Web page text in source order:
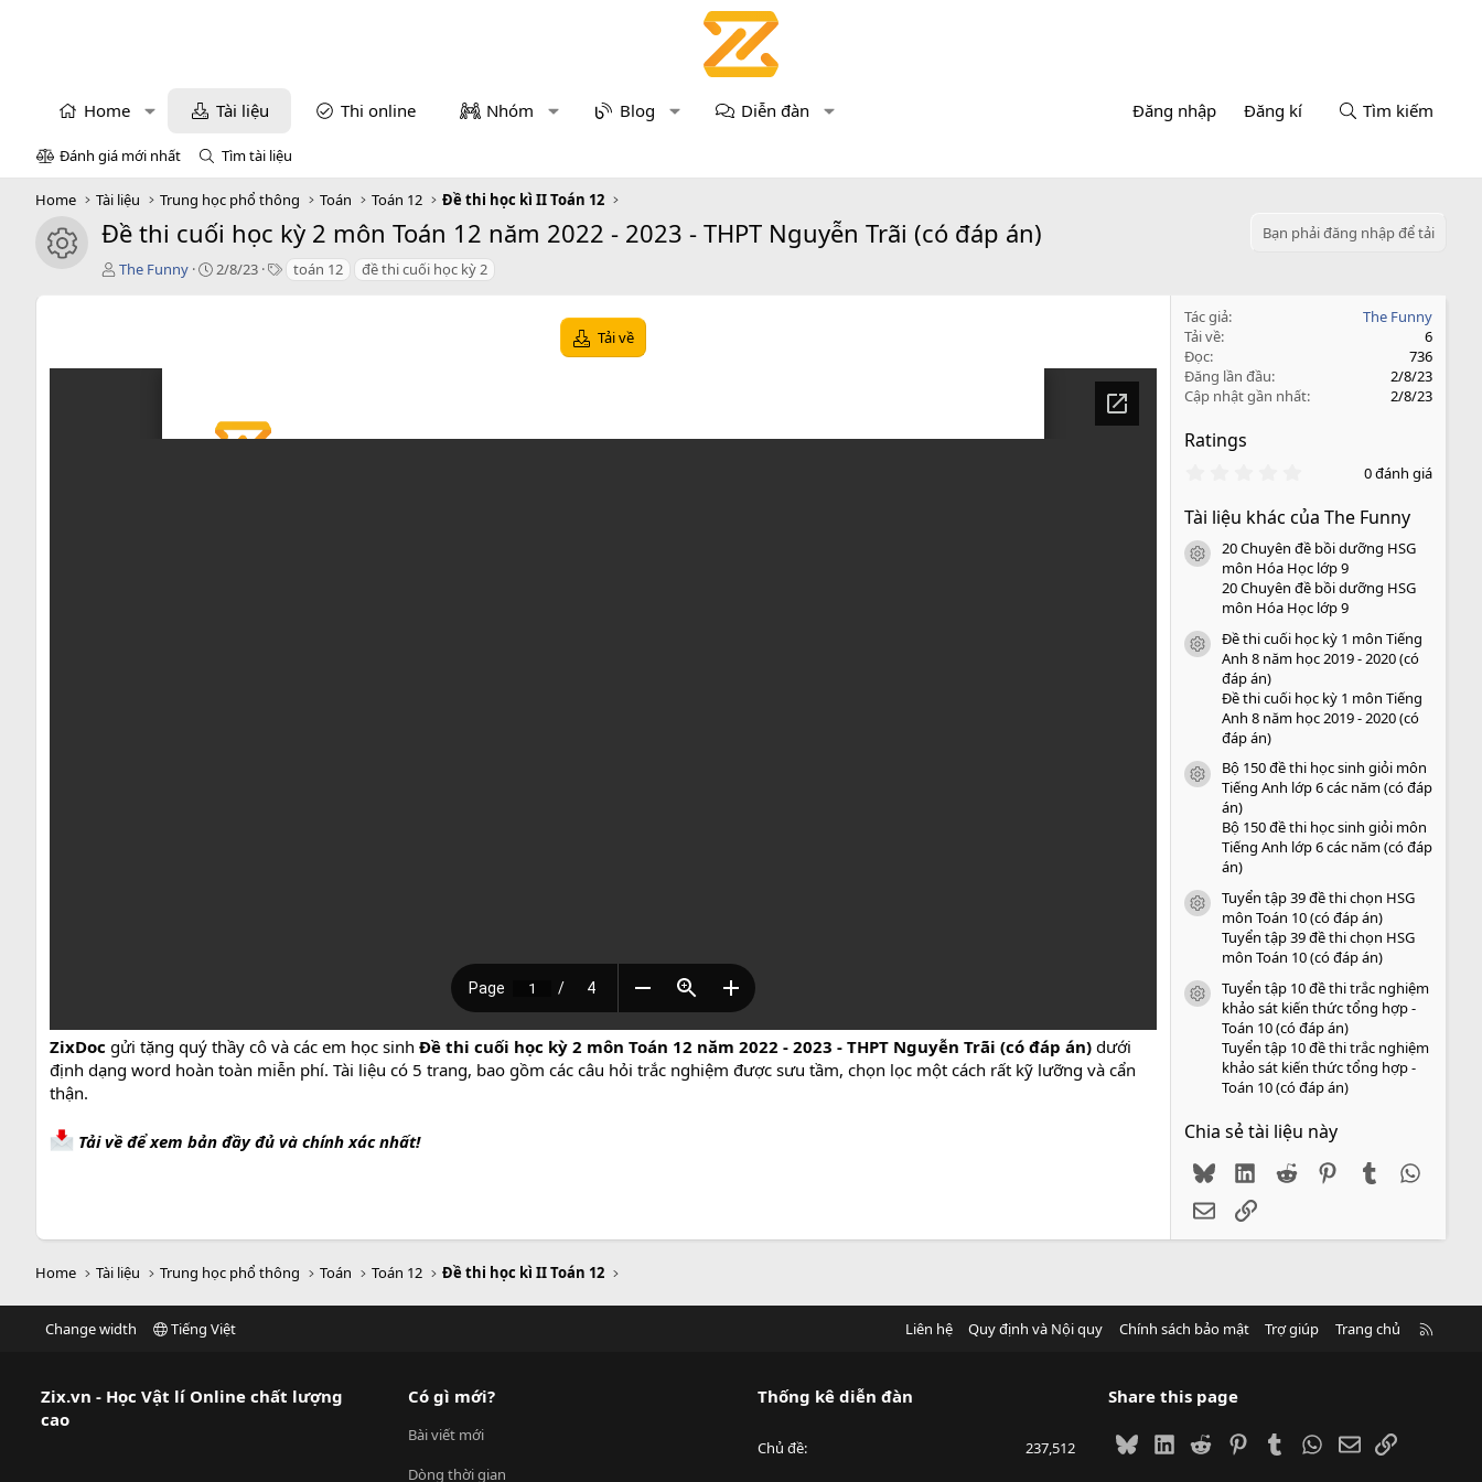
Home Tài liệu Thi online Nhóm Blog Diễn đàn Đăng nhập Đăng kí Tìm kiếm
Đánh giá mới nhất Tìm tài liệu
Home Tài liệu Trung học phổ thông Toán Toán 12 Đề thi học kì II Toán 12
icon tài liệu
Đề thi cuối học kỳ 2 môn Toán 12 năm 2022 - 2023 - THPT Nguyễn Trãi (có đáp án)
Bạn phải đăng nhập để tải
T
ả
The Funny
C
d
2/8/23
T toán 12 đề thi cuối học kỳ 2
Tải về
ZixDoc gửi tặng quý thầy cô và các em học sinh Đề thi cuối học kỳ 2 môn Toán 12 năm 2022 - 2023 - THPT Nguyễn Trãi (có đáp án) dưới
định dạng word hoàn toàn miễn phí. Tài liệu có 5 trang, bao gồm các câu hỏi trắc nghiệm được sưu tầm, chọn lọc một cách rất kỹ lưỡng và cẩn
thận.
Tải về để xem bản đầy đủ và chính xác nhất!
Tác giả
The Funny
Tải về
6
Đọc
736
Đăng lần đầu
2/8/23
Cập nhật gần nhất
2/8/23
Ratings
0
0
s
a
o
0 đánh giá
Tài liệu khác của The Funny
icon tài liệu
20 Chuyên đề bồi dưỡng HSG
môn Hóa Học lớp 9
20 Chuyên đề bồi dưỡng HSG
môn Hóa Học lớp 9
icon tài liệu
Đề thi cuối học kỳ 1 môn Tiếng
Anh 8 năm học 2019 - 2020 (có
đáp án)
Đề thi cuối học kỳ 1 môn Tiếng
Anh 8 năm học 2019 - 2020 (có
đáp án)
icon tài liệu
Bộ 150 đề thi học sinh giỏi môn
Tiếng Anh lớp 6 các năm (có đáp
án)
Bộ 150 đề thi học sinh giỏi môn
Tiếng Anh lớp 6 các năm (có đáp
án)
icon tài liệu
Tuyển tập 39 đề thi chọn HSG
môn Toán 10 (có đáp án)
Tuyển tập 39 đề thi chọn HSG
môn Toán 10 (có đáp án)
icon tài liệu
Tuyển tập 10 đề thi trắc nghiệm
khảo sát kiến thức tổng hợp -
Toán 10 (có đáp án)
Tuyển tập 10 đề thi trắc nghiệm
khảo sát kiến thức tổng hợp -
Toán 10 (có đáp án)
Chia sẻ tài liệu này
BlueskyLinkedIn
Reddit PinterestTumblr
EmailLink
Home Tài liệu Trung học phổ thông Toán Toán 12 Đề thi học kì II Toán 12
Change width Tiếng Việt Liên hệ Quy định và Nội quy Chính sách bảo mật Trợ giúp Trang chủ
Zix.vn - Học Vật lí Online chất lượng
cao
Có gì mới?
Bài viết mới
Dòng thời gian
Thống kê diễn đàn
Chủ đề 237,512
Share this page
BlueskyLinkedIn
Reddit PinterestTumblrWhatsApp
EmailLink